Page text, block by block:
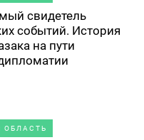
свидетель
событий. История
на пути
ОБЛАСТЬ